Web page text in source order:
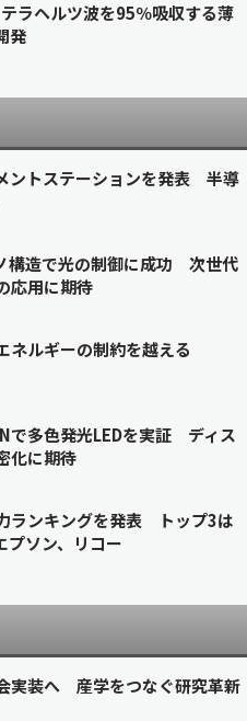
ラヘルツ波を95％吸収する薄
発
ントステーションを発表 半導
構造で光の制御に成功 次世代
応用に期待
ネルギーの制約を越える
で多色発光LEDを実証 ディス
化に期待
ランキングを発表 トップ3は
プソン、リコー
実装へ 産学をつなぐ研究革新